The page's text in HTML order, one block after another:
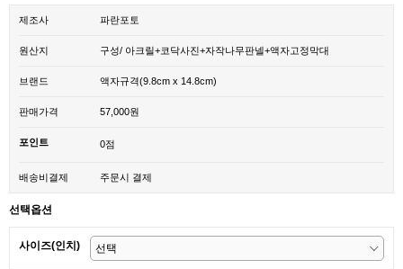
제조사 파란포토
원산지 구성/ 아크릴+코닥사진+자작나무판넬+액자고정막대
브랜드 액자규격(9.8cm x 14.8cm)
판매가격 57,000원
포인트 0점
배송비결제 주문시 결제
선택옵션
사이즈(인치)